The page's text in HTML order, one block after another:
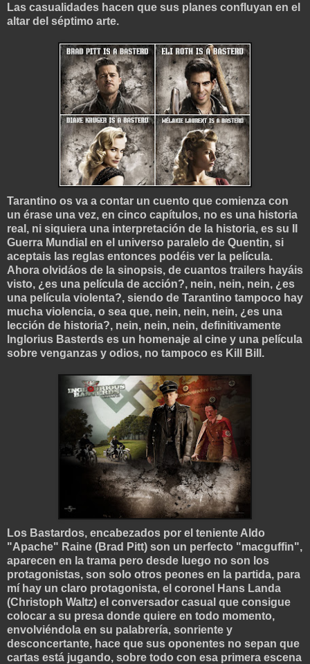
Las casualidades hacen que sus planes confluyan en el
altar del séptimo arte.
Tarantino os va a contar un cuento que comienza con
un érase una vez, en cinco capítulos, no es una historia
real, ni siquiera una interpretación de la historia, es su II
Guerra Mundial en el universo paralelo de Quentin, si
aceptais las reglas entonces podéis ver la película.
Ahora olvidáos de la sinopsis, de cuantos trailers hayáis
visto, ¿es una película de acción?, nein, nein, nein, ¿es
una película violenta?, siendo de Tarantino tampoco hay
mucha violencia, o sea que, nein, nein, nein, ¿es una
lección de historia?, nein, nein, nein, definitivamente
Inglorius Basterds es un homenaje al cine y una película
sobre venganzas y odios, no tampoco es Kill Bill.
Los Bastardos, encabezados por el teniente Aldo
"Apache" Raine (Brad Pitt) son un perfecto "macguffin",
aparecen en la trama pero desde luego no son los
protagonistas, son solo otros peones en la partida, para
mí hay un claro protagonista, el coronel Hans Landa
(Christoph Waltz) el conversador casual que consigue
colocar a su presa donde quiere en todo momento,
envolviéndola en su palabrería, sonriente y
desconcertante, hace que sus oponentes no sepan que
cartas está jugando, sobre todo con esa primera escena